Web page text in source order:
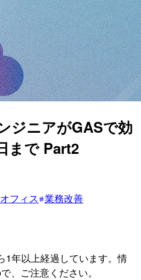
ジニアがGASで効
まで Part2
フィス 業務改善
1年以上経過しています。情
、ご注意ください。